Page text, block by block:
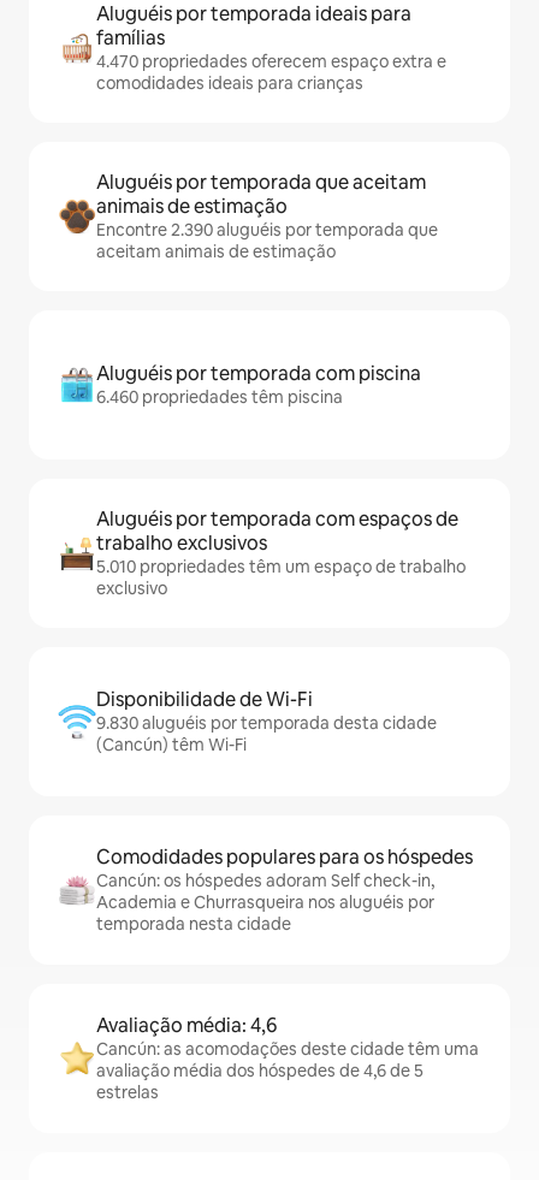
Aluguéis por temporada ideais para
famílias
4.470 propriedades oferecem espaço extra e
comodidades ideais para crianças
Aluguéis por temporada que aceitam
animais de estimação
Encontre 2.390 aluguéis por temporada que
aceitam animais de estimação
Aluguéis por temporada com piscina
6.460 propriedades têm piscina
Aluguéis por temporada com espaços de
trabalho exclusivos
5.010 propriedades têm um espaço de trabalho
exclusivo
Disponibilidade de Wi-Fi
9.830 aluguéis por temporada desta cidade
(Cancún) têm Wi-Fi
Comodidades populares para os hóspedes
Cancún: os hóspedes adoram Self check-in,
Academia e Churrasqueira nos aluguéis por
temporada nesta cidade
Avaliação média: 4,6
Cancún: as acomodações deste cidade têm uma
avaliação média dos hóspedes de 4,6 de 5
estrelas